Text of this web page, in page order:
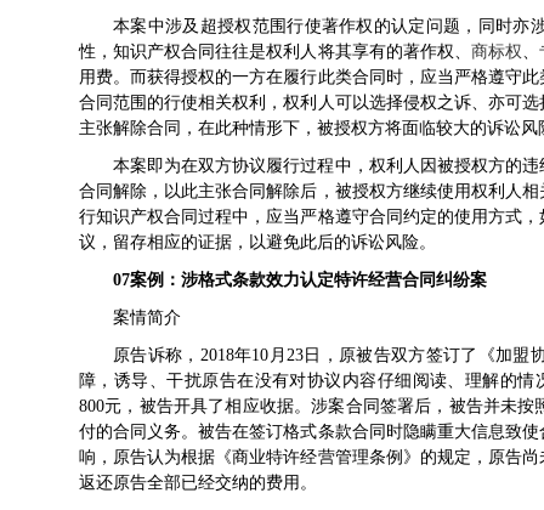
本案中涉及超授权范围行使著作权的认定问题，同时亦
性，知识产权合同往往是权利人将其享有的著作权、 商标权、
用费。而获得授权的一方在履行此类合同时，应当严格遵守
合同范围的行使相关权利，权利人可以选择侵权之诉、亦可
主张解除合同，在此种情形下，被授权方将面临较大的诉讼风
本案即为在双方协议履行过程中，权利人因被授权方的
合同解除，以此主张合同解除后，被授权方继续使用权利人
行知识产权合同过程中，应当严格遵守合同约定的使用方式
议，留存相应的证据，以避免此后的诉讼风险。
07案例： 涉格式条款效力认定特许经营合同纠纷案
案情简介
原告诉称，2018年10月23日，原被告双方签订了《加
障，诱导、干扰原告在没有对协议内容仔细阅读、理解的
800元，被告开具了相应收据。涉案合同签署后，被告并未
付的合同义务。被告在签订格式条款合同时隐瞒重大信息致
响，原告认为根据《商业特许经营管理条例》的规定，原告
返还原告全部已经交纳的费用。